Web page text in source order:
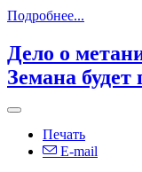
Подробнее...
Дело о
Земана будет
Печать
E-mail